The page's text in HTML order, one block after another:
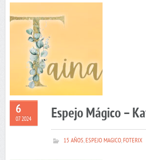
6
07 2024 Espejo Mágico –
15 AÑOS,ESPEJO MAGICO,FOTERIX